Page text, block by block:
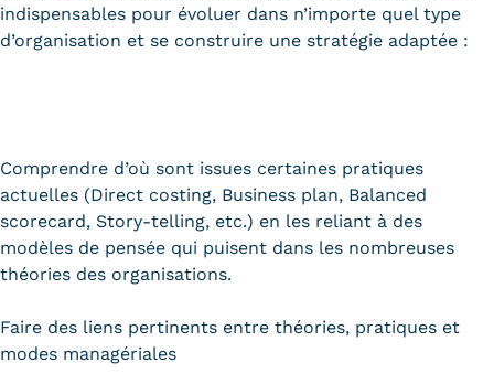
professionnels et personnels
Discrimination/égalité/mixité
Handi'Cnam
Témoignages
FAQ
indispensables pour évoluer dans n’importe quel type
d’organisation et se construire une stratégie adaptée :
Comprendre d’où sont issues certaines pratiques
actuelles (Direct costing, Business plan, Balanced
scorecard, Story-telling, etc.) en les reliant à des
modèles de pensée qui puisent dans les nombreuses
théories des organisations.
Faire des liens pertinents entre théories, pratiques et
modes managériales